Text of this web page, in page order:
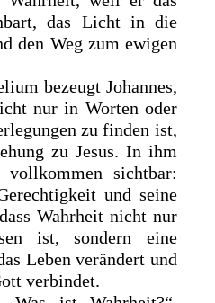
das Licht in die
den Weg zum ewigen
bezeugt Johannes,
nur in Worten oder
zu finden ist,
zu Jesus. In ihm
sichtbar:
und seine
Wahrheit nicht nur
ist, sondern eine
Leben verändert und
verbindet.